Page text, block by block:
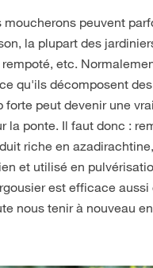
moucherons peuvent
la plupart des
etc.
qu'ils décomposent
forte peut devenir une
la ponte. Il faut donc :
riche en
et utilisé en
est efficace
nous tenir à nouveau